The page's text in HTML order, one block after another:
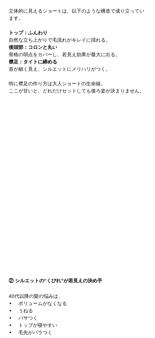
立体的に見えるショートは、以下のような構造で成り立ってい
ます。
トップ：ふんわり
自然な立ち上がりで毛流れがキレイに揺れる。
後頭部：コロンと丸い
骨格の弱点をカバーし、若見え効果が最大に出る。
襟足：タイトに締める
首が細く見え、シルエットにメリハリがつく。
特に襟足の作り方は大人ショートの生命線。
ここが甘いと、どれだけセットしても後ろ姿が決まりません。
② シルエットの“くびれ”が若見えの決め手
40代以降の髪の悩みは、
ボリュームがなくなる
うねる
パサつく
トップが寝やすい
毛先がバラつく